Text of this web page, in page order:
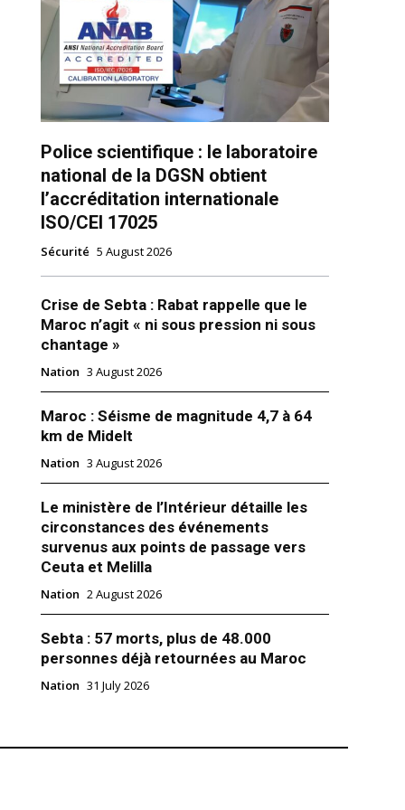
Jacques Chirac : Moulay El
le roi Mohammed VI
2019
Police scientifique : le laboratoire
national de la DGSN obtient
l’accréditation internationale
ISO/CEI 17025
Sécurité 5 August 2026
Crise de Sebta : Rabat rappelle que le
Maroc n’agit « ni sous pression ni sous
chantage »
Nation 3 August 2026
Maroc : Séisme de magnitude 4,7 à 64
km de Midelt
Nation 3 August 2026
Le ministère de l’Intérieur détaille les
circonstances des événements
survenus aux points de passage vers
Ceuta et Melilla
Nation 2 August 2026
Sebta : 57 morts, plus de 48.000
personnes déjà retournées au Maroc
Nation 31 July 2026